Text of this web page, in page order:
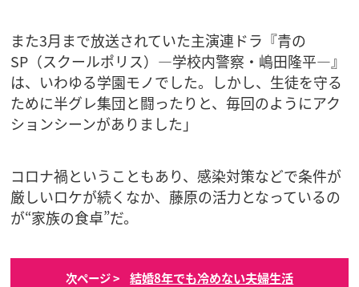
また3月まで放送されていた主演連ドラ『青の
SP（スクールポリス）―学校内警察・嶋田隆平―』
は、いわゆる学園モノでした。しかし、生徒を守る
ために半グレ集団と闘ったりと、毎回のようにアク
ションシーンがありました」
コロナ禍ということもあり、感染対策などで条件が
厳しいロケが続くなか、藤原の活力となっているの
が“家族の食卓”だ。
次ページ > 結婚8年でも冷めない夫婦生活